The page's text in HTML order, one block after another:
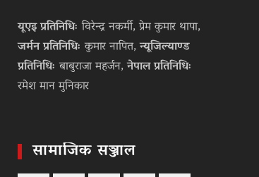
यूएइ प्रतिनिधिः विरेन्द्र नकर्मी, प्रेम कुमार थापा,
जर्मन प्रतिनिधिः कुमार नापित,न्यूजिल्याण्ड
प्रतिनिधिः बाबुराजा महर्जन,नेपाल प्रतिनिधिः
रमेश मान मुनिकार
सामाजिक सञ्जाल